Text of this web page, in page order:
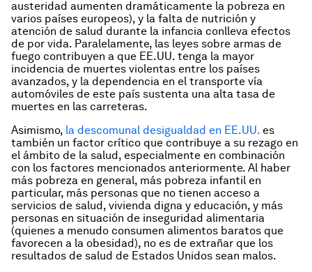
austeridad aumenten dramáticamente la pobreza en
varios países europeos), y la falta de nutrición y
atención de salud durante la infancia conlleva efectos
de por vida. Paralelamente, las leyes sobre armas de
fuego contribuyen a que EE.UU. tenga la mayor
incidencia de muertes violentas entre los países
avanzados, y la dependencia en el transporte vía
automóviles de este país sustenta una alta tasa de
muertes en las carreteras.
Asimismo, la descomunal desigualdad en EE.UU. es
también un factor crítico que contribuye a su rezago en
el ámbito de la salud, especialmente en combinación
con los factores mencionados anteriormente. Al haber
más pobreza en general, más pobreza infantil en
particular, más personas que no tienen acceso a
servicios de salud, vivienda digna y educación, y más
personas en situación de inseguridad alimentaria
(quienes a menudo consumen alimentos baratos que
favorecen a la obesidad), no es de extrañar que los
resultados de salud de Estados Unidos sean malos.